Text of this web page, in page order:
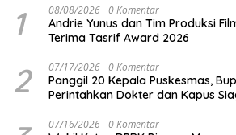
1 08/08/2026 0 Komentar
Andrie Yunus dan Tim Produksi
Terima Tasrif Award 2026
2 07/17/2026 0 Komentar
Panggil 20 Kepala Puskesmas,
Perintahkan Dokter dan Kapus
07/16/2026 0 Komentar